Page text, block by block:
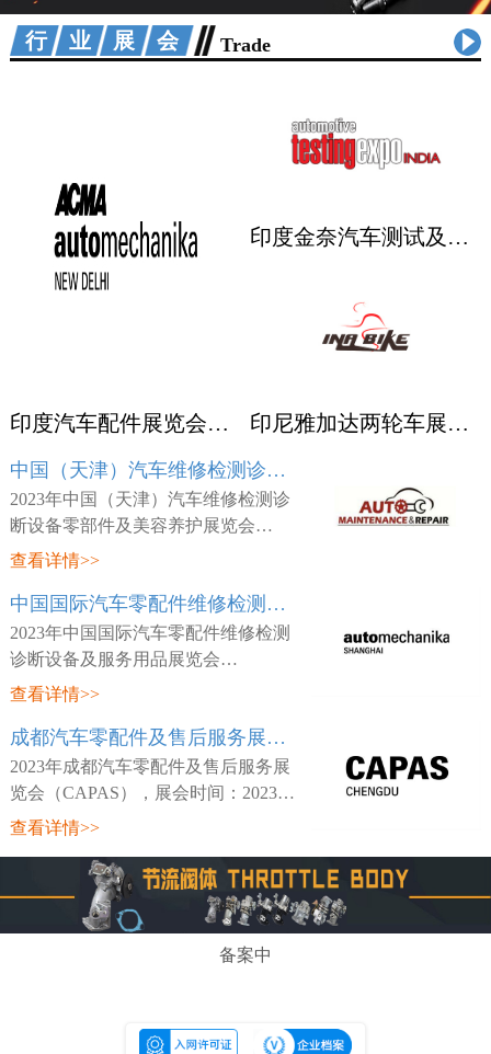
行业展会 Trade
印度汽车配件展览会ACMA
印度金奈汽车测试及质量监控展览会 Automotive Testing Expo
印尼雅加达两轮车展览会 INABIKE
中国（天津）汽车维修检测诊断设备零部件及美容养护展览会 AMR
2023年中国（天津）汽车维修检测诊
断设备零部件及美容养护展览会
（AMR），展会时间：2023年03月23
咸水沽镇国展大道888号-国家会展中
心(天津)，主
查看详情>>
中国国际汽车零配件维修检测诊断设备及服务用品展览会 Automechanika Shanghai
2023年中国国际汽车零配件维修检测
诊断设备及服务用品展览会
（Automechanika Shanghai），展会时
地点：中国-深圳-宝安区福海街道展城
路1号-深圳国际会
查看详情>>
成都汽车零配件及售后服务展览会 CAPAS
2023年成都汽车零配件及售后服务展
览会（CAPAS），展会时间：2023年
05月18日~05月20日，展会地点：中
纪城新国际会展中心，主办方：Messe
Frankfurt，
查看详情>>
备案中